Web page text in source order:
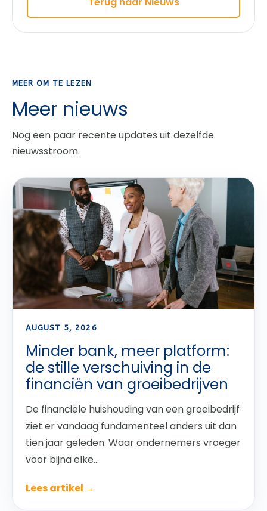
MEER OM TE LEZEN
Meer nieuws
Nog een paar recente updates uit dezelfde
nieuwsstroom.
AUGUST 5, 2026
Minder bank, meer platform:
de stille verschuiving in de
financiën van groeibedrijven
De financiële huishouding van een groeibedrijf
ziet er vandaag fundamenteel anders uit dan
tien jaar geleden. Waar ondernemers vroeger
voor bijna elke...
Lees artikel →